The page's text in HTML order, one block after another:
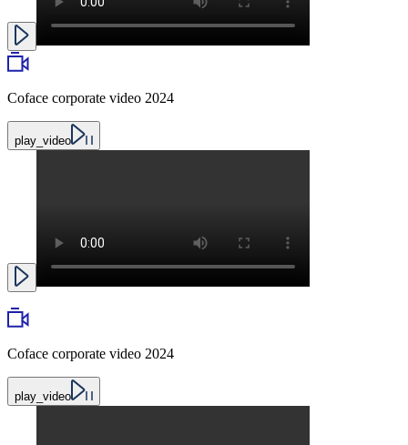
Coface corporate video 2024
play_video
Coface corporate video 2024
play_video